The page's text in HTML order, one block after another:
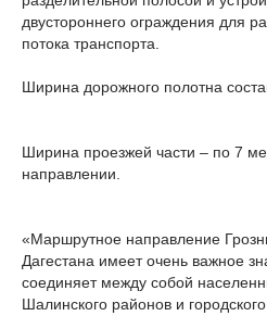
двустороннего ограждения для
потока транспорта.
Ширина дорожного полотна
Ширина проезжей части – по 7
направлении.
«Маршрутное направление
Дагестана имеет очень важное
соединяет между собой
Шалинского районов и